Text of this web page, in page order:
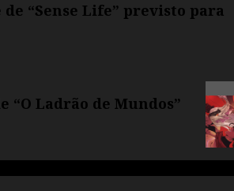
de “Sense Life” previsto para
“O Ladrão de Mundos”